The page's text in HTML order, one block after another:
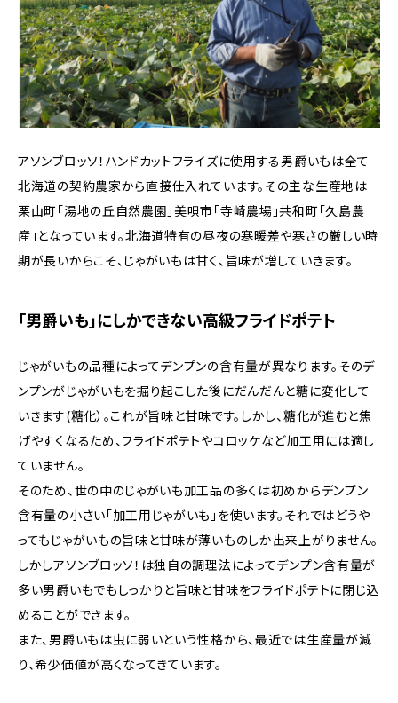
アソンブロッソ！ハンドカットフライズに使用する男爵いもは全て
北海道の契約農家から直接仕入れています。その主な生産地は
栗山町「湯地の丘自然農園」美唄市「寺崎農場」共和町「久島農
産」となっています。北海道特有の昼夜の寒暖差や寒さの厳しい時
期が長いからこそ、じゃがいもは甘く、旨味が増していきます。
「男爵いも」にしかできない高級フライドポテト
じゃがいもの品種によってデンプンの含有量が異なります。そのデ
ンプンがじゃがいもを掘り起こした後にだんだんと糖に変化して
いきます(糖化）。これが旨味と甘味です。しかし、糖化が進むと焦
げやすくなるため、フライドポテトやコロッケなど加工用には適し
ていません。
そのため、世の中のじゃがいも加工品の多くは初めからデンプン
含有量の小さい「加工用じゃがいも」を使います。それではどうや
ってもじゃがいもの旨味と甘味が薄いものしか出来上がりません。
しかしアソンブロッソ！は独自の調理法によってデンプン含有量が
多い男爵いもでもしっかりと旨味と甘味をフライドポテトに閉じ込
めることができます。
また、男爵いもは虫に弱いという性格から、最近では生産量が減
り、希少価値が高くなってきています。